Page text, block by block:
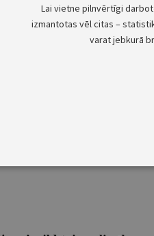
spriedumu, Zvērinātu
nāves,
izdevumus, kā arī
vai atstādinātais
sedz no Zvērinātu
saistīti ar sludinājumu
Lai vietne pilnvērtīgi
izmantotas vēl citas –
varat jebkurā